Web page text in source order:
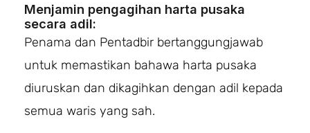
Menjamin pengagihan harta pusaka
secara adil:
Penama dan Pentadbir bertanggungjawab
untuk memastikan bahawa harta pusaka
diuruskan dan dikagihkan dengan adil kepada
semua waris yang sah.